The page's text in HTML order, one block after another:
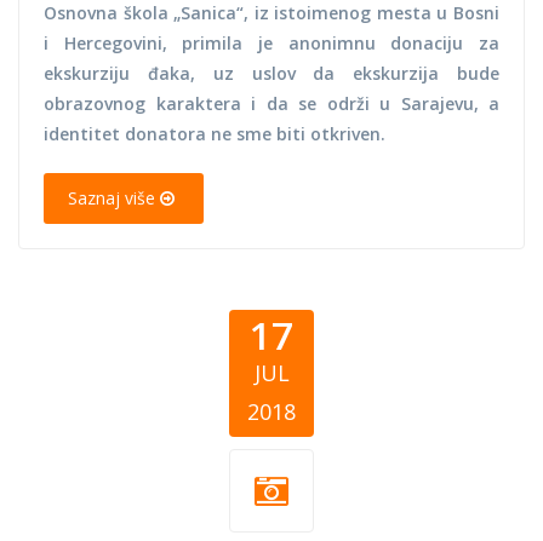
Osnovna škola „Sanica“, iz istoimenog mesta u Bosni
i Hercegovini, primila je anonimnu donaciju za
ekskurziju đaka, uz uslov da ekskurzija bude
obrazovnog karaktera i da se održi u Sarajevu, a
identitet donatora ne sme biti otkriven.
Saznaj više
17
JUL
2018